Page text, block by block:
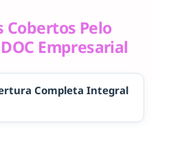
Cobertos Pelo
Empresarial
Completa Integral